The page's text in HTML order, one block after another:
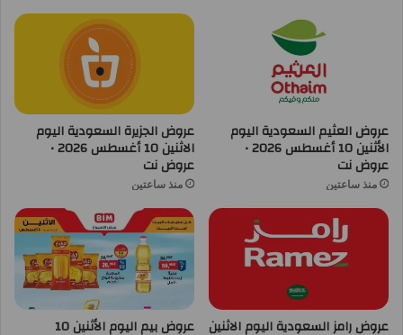
عروض العثيم السعودية اليوم
الأثنين 10 أغسطس 2026 •
عروض نت
منذ ساعتين
عروض الجزيرة السعودية اليوم
الاثنين 10 أغسطس 2026 •
عروض نت
منذ ساعتين
عروض رامز السعودية اليوم الاثنين عروض بيم اليوم الأثنين 10